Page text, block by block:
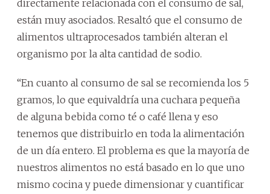
directamente relacionada con el consumo de sal,
están muy asociados. Resaltó que el consumo de
alimentos ultraprocesados también alteran el
organismo por la alta cantidad de sodio.
“En cuanto al consumo de sal se recomienda los 5
gramos, lo que equivaldría una cuchara pequeña
de alguna bebida como té o café llena y eso
tenemos que distribuirlo en toda la alimentación
de un día entero. El problema es que la mayoría de
nuestros alimentos no está basado en lo que uno
mismo cocina y puede dimensionar y cuantificar